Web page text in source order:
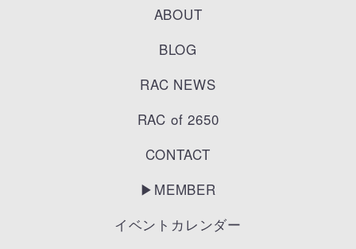
ABOUT
BLOG
RAC NEWS
RAC of 2650
CONTACT
▶︎MEMBER
イベントカレンダー